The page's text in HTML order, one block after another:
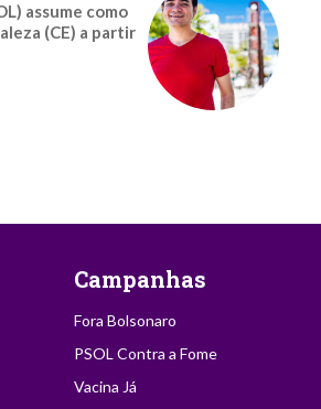
assume como
(CE) a partir
Campanhas
Fora Bolsonaro
PSOL Contra a Fome
Vacina Já